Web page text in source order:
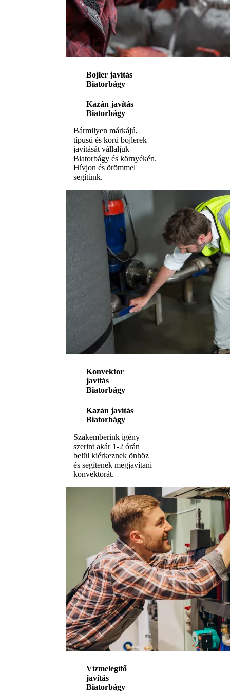
Bojler javítás
Biatorbágy
Kazán javítás
Biatorbágy
Bármilyen márkájú,
típusú és korú bojlerek
javítását vállaljuk
Biatorbágy és környékén.
Hívjon és örömmel
segítünk.
Konvektor
javítás
Biatorbágy
Kazán javítás
Biatorbágy
Szakemberink igény
szerint akár 1-2 órán
belül kiérkeznek önhöz
és segítenek megjavítani
konvektorát.
Vízmelegítő
javítás
Biatorbágy